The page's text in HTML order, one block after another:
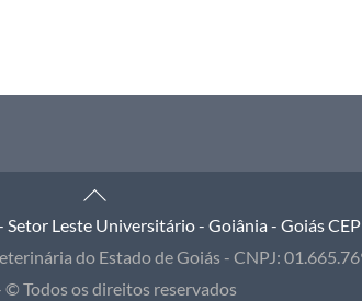
Back
To
Top
Leste Universitário - Goiânia - Goiás
do Estado de Goiás - CNPJ:
© Todos os direitos reservados